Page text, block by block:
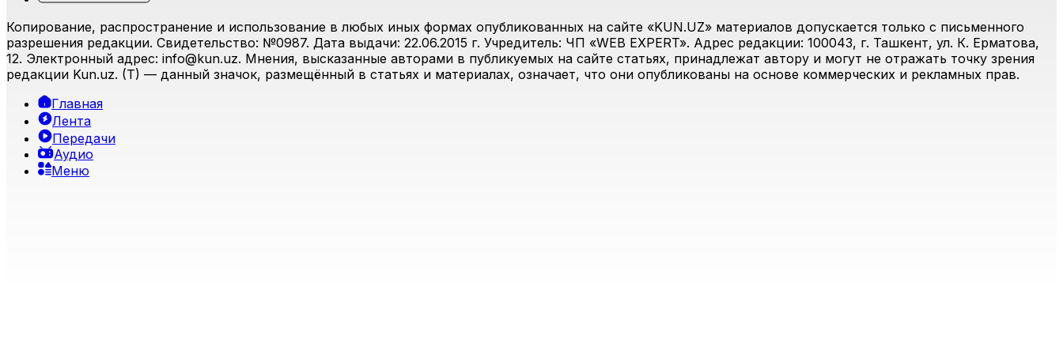
Копирование, распространение и использование в любых иных формах опубликованных на сайте «KUN.UZ» материалов допускается только с письменного
разрешения редакции. Свидетельство: №0987. Дата выдачи: 22.06.2015 г. Учредитель: ЧП «WEB EXPERT». Адрес редакции: 100043, г. Ташкент, ул. К. Ерматова,
12. Электронный адрес: info@kun.uz. Мнения, высказанные авторами в публикуемых на сайте статьях, принадлежат автору и могут не отражать точку зрения
редакции Kun.uz. (T) — данный значок, размещённый в статьях и материалах, означает, что они опубликованы на основе коммерческих и рекламных прав.
Главная
Лента
Передачи
Аудио
Меню